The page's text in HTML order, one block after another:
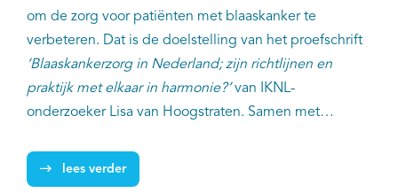
om de zorg voor patiënten met blaaskanker te
verbeteren. Dat is de doelstelling van het proefschrift
‘Blaaskankerzorg in Nederland; zijn richtlijnen en
praktijk met elkaar in harmonie?’van IKNL-
onderzoeker Lisa van Hoogstraten. Samen met
aspecten van de blaaskankerzorg in Nederland door
de variatie tussen ziekenhuizen te beoordelen,
lees verder